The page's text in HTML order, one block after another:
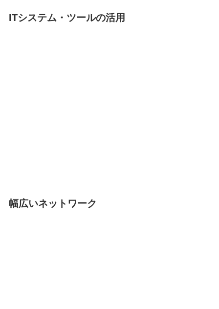
ITシステム・ツールの活用
幅広いネットワーク